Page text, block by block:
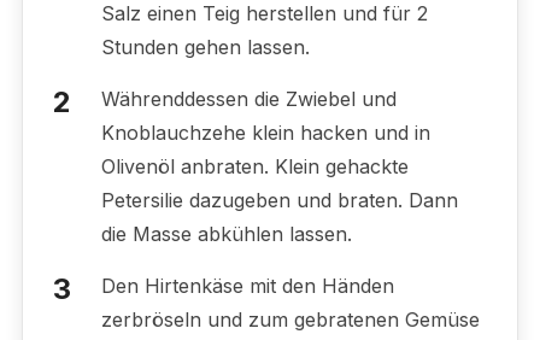
Salz einen Teig herstellen und für 2
Stunden gehen lassen.
Währenddessen die Zwiebel und
Knoblauchzehe klein hacken und in
Olivenöl anbraten. Klein gehackte
Petersilie dazugeben und braten. Dann
die Masse abkühlen lassen.
Den Hirtenkäse mit den Händen
zerbröseln und zum gebratenen Gemüse